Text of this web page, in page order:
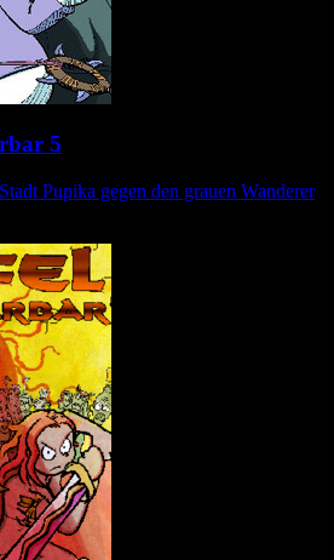
5
Pupika gegen den grauen Wanderer